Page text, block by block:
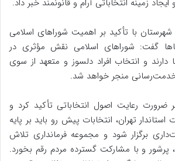
زمینه انتخاباتی آرام و قانونمند خبر داد.
شهرستان با تأکید بر اهمیت شوراهای اسلامی
گفت: شوراهای اسلامی نقش مؤثری در
دارند و انتخاب افراد دلسوز و متعهد از سوی
خدمت‌رسانی منجر خواهد شد.
ضرورت رعایت اصول انتخاباتی تأکید کرد و
تهران، انتخابات پیش‌ رو باید بر پایه
برگزار شود و مجموعه فرمانداری تلاش
پرشور و با مشارکت گسترده مردم رقم بخورد.